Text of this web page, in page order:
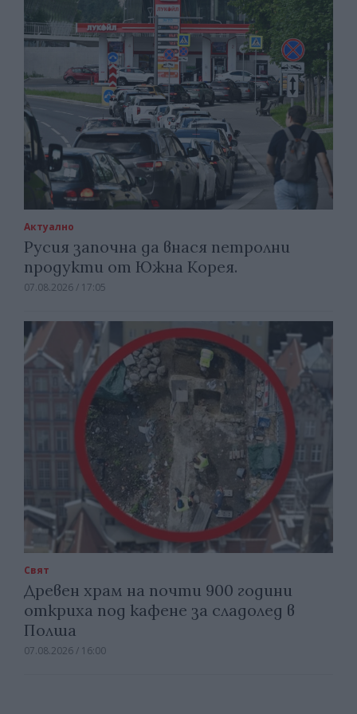
Актуално
Русия започна да внася петролни
продукти от Южна Корея.
07.08.2026 / 17:05
Свят
Древен храм на почти 900 години
откриха под кафене за сладолед в
Полша
07.08.2026 / 16:00